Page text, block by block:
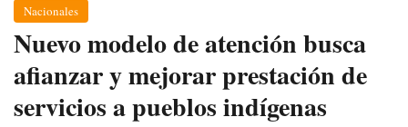
Nacionales
Nuevo modelo de atención busca
afianzar y mejorar prestación de
servicios a pueblos indígenas